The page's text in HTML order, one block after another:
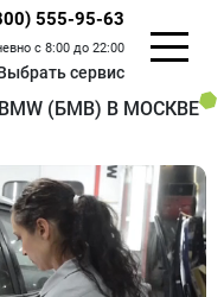
555-95-63
с 8:00 до 22:00
сервис
(БМВ) В МОСКВЕ